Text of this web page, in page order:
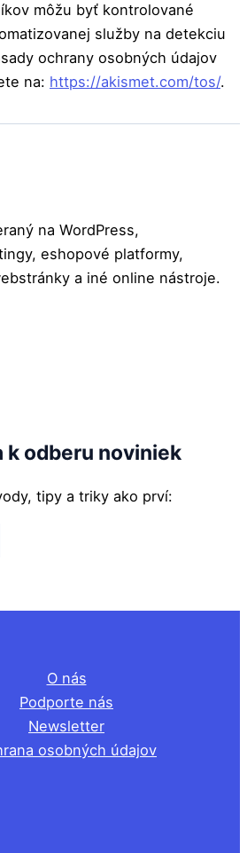
môžu byť kontrolované
služby na detekciu
ochrany osobných údajov
na: https://akismet.com/tos/.
na WordPress,
eshopové platformy,
a iné online nástroje.
k odberu noviniek
tipy a triky ako prví:
O nás
Podporte nás
Newsletter
osobných údajov